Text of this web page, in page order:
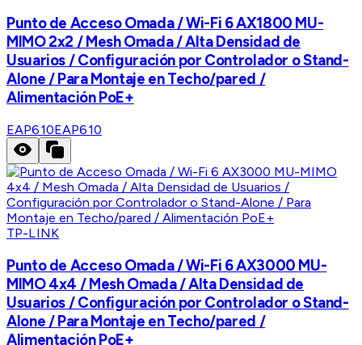
Punto de Acceso Omada / Wi-Fi 6 AX1800 MU-
MIMO 2x2 / Mesh Omada / Alta Densidad de
Usuarios / Configuración por Controlador o Stand-
Alone / Para Montaje en Techo/pared /
Alimentación PoE+
EAP610EAP610
TP-LINK
Punto de Acceso Omada / Wi-Fi 6 AX3000 MU-
MIMO 4x4 / Mesh Omada / Alta Densidad de
Usuarios / Configuración por Controlador o Stand-
Alone / Para Montaje en Techo/pared /
Alimentación PoE+